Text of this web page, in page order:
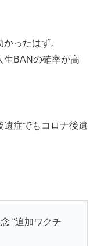
ったはず。
生BANの確率が高
遺症でもコロナ後遺
“追加ワクチ